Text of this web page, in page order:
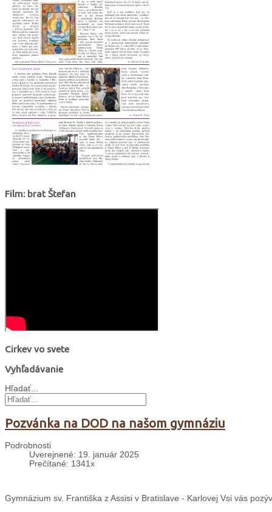
Film: brat Štefan
Cirkev vo svete
Vyhľadávanie
Hľadať...
Pozvánka na DOD na našom gymnáziu
Podrobnosti
Uverejnené: 19. január 2025
Prečítané: 1341x
Gymnázium sv. Františka z Assisi v Bratislave - Karlovej Vsi vás